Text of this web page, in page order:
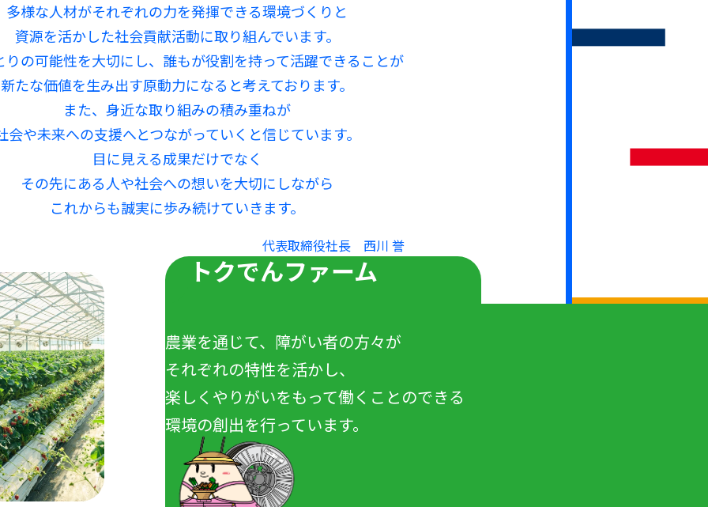
多様な人材がそれぞれの力を発揮できる環境づくりと
資源を活かした社会貢献活動に取り組んでいます。
りの可能性を大切にし、誰もが役割を持って活躍できることが
新たな価値を生み出す原動力になると考えております。
また、身近な取り組みの積み重ねが
会や未来への支援へとつながっていくと信じています。
目に見える成果だけでなく
その先にある人や社会への想いを大切にしながら
これからも誠実に歩み続けていきます。
代表取締役社長 西川 誉
トクでんファーム
農業を通じて、障がい者の方々が
それぞれの特性を活かし、
楽しくやりがいをもって働くことのできる
環境の創出を行っています。